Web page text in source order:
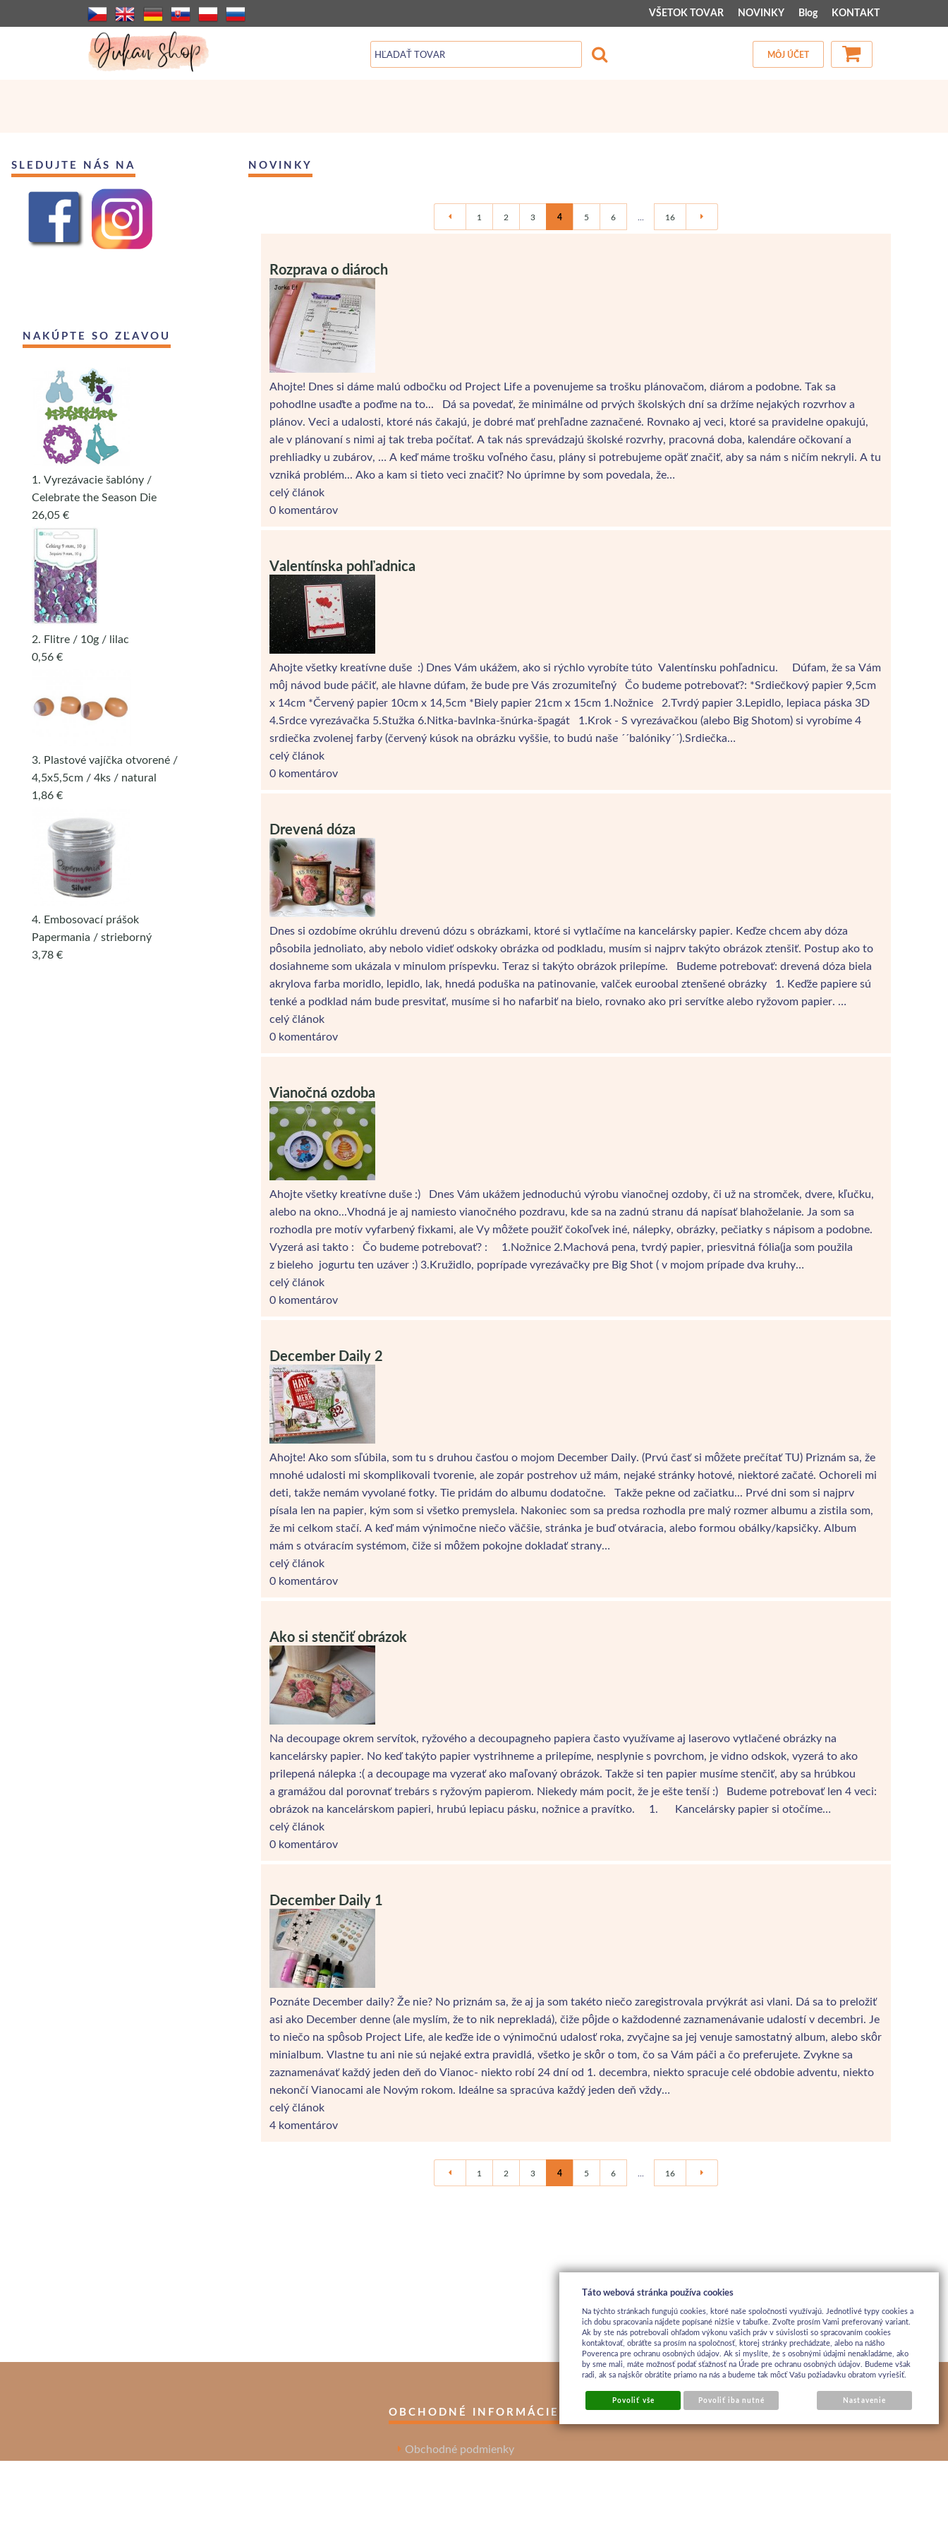
VŠETOK TOVAR NOVINKY Blog KONTAKT
MÔJ ÚČET
SLEDUJTE NÁS NA
NAKÚPTE SO ZĽAVOU
1. Vyrezávacie šablóny /
Celebrate the Season Die
26,05 €
2. Flitre / 10g / lilac
0,56 €
3. Plastové vajíčka otvorené /
4,5x5,5cm / 4ks / natural
1,86 €
4. Embosovací prášok
Papermania / strieborný
3,78 €
NOVINKY
1 2 3 4 5 6 ... 16
Rozprava o diároch
Ahojte! Dnes si dáme malú odbočku od Project Life a povenujeme sa trošku plánovačom, diárom a podobne. Tak sa
pohodlne usaďte a poďme na to... Dá sa povedať, že minimálne od prvých školských dní sa držíme nejakých rozvrhov a
plánov. Veci a udalosti, ktoré nás čakajú, je dobré mať prehľadne zaznačené. Rovnako aj veci, ktoré sa pravidelne opakujú,
ale v plánovaní s nimi aj tak treba počítať. A tak nás sprevádzajú školské rozvrhy, pracovná doba, kalendáre očkovaní a
prehliadky u zubárov, … A keď máme trošku voľného času, plány si potrebujeme opäť značiť, aby sa nám s ničím nekryli. A tu
vzniká problém... Ako a kam si tieto veci značiť? No úprimne by som povedala, že…
celý článok
0 komentárov
Valentínska pohľadnica
Ahojte všetky kreatívne duše :) Dnes Vám ukážem, ako si rýchlo vyrobíte túto Valentínsku pohľadnicu. Dúfam, že sa Vám
môj návod bude páčiť, ale hlavne dúfam, že bude pre Vás zrozumiteľný Čo budeme potrebovať?: *Srdiečkový papier 9,5cm
x 14cm *Červený papier 10cm x 14,5cm *Biely papier 21cm x 15cm 1.Nožnice 2.Tvrdý papier 3.Lepidlo, lepiaca páska 3D
4.Srdce vyrezávačka 5.Stužka 6.Nitka-bavlnka-šnúrka-špagát 1.Krok - S vyrezávačkou (alebo Big Shotom) si vyrobíme 4
srdiečka zvolenej farby (červený kúsok na obrázku vyššie, to budú naše ´´balóniky´´).Srdiečka…
celý článok
0 komentárov
Drevená dóza
Dnes si ozdobíme okrúhlu drevenú dózu s obrázkami, ktoré si vytlačíme na kancelársky papier. Keďze chcem aby dóza
pôsobila jednoliato, aby nebolo vidieť odskoky obrázka od podkladu, musím si najprv takýto obrázok ztenšiť. Postup ako to
dosiahneme som ukázala v minulom príspevku. Teraz si takýto obrázok prilepíme. Budeme potrebovať: drevená dóza biela
akrylova farba moridlo, lepidlo, lak, hnedá poduška na patinovanie, valček euroobal ztenšené obrázky 1. Keďže papiere sú
tenké a podklad nám bude presvitať, musíme si ho nafarbiť na bielo, rovnako ako pri servítke alebo ryžovom papier. …
celý článok
0 komentárov
Vianočná ozdoba
Ahojte všetky kreatívne duše :) Dnes Vám ukážem jednoduchú výrobu vianočnej ozdoby, či už na stromček, dvere, kľučku,
alebo na okno...Vhodná je aj namiesto vianočného pozdravu, kde sa na zadnú stranu dá napísať blahoželanie. Ja som sa
rozhodla pre motív vyfarbený fixkami, ale Vy môžete použiť čokoľvek iné, nálepky, obrázky, pečiatky s nápisom a podobne.
Vyzerá asi takto : Čo budeme potrebovať? : 1.Nožnice 2.Machová pena, tvrdý papier, priesvitná fólia(ja som použila
z bieleho jogurtu ten uzáver :) 3.Kružidlo, poprípade vyrezávačky pre Big Shot ( v mojom prípade dva kruhy…
celý článok
0 komentárov
December Daily 2
Ahojte! Ako som sľúbila, som tu s druhou časťou o mojom December Daily. (Prvú časť si môžete prečítať TU) Priznám sa, že
mnohé udalosti mi skomplikovali tvorenie, ale zopár postrehov už mám, nejaké stránky hotové, niektoré začaté. Ochoreli mi
deti, takže nemám vyvolané fotky. Tie pridám do albumu dodatočne. Takže pekne od začiatku... Prvé dni som si najprv
písala len na papier, kým som si všetko premyslela. Nakoniec som sa predsa rozhodla pre malý rozmer albumu a zistila som,
že mi celkom stačí. A keď mám výnimočne niečo väčšie, stránka je buď otváracia, alebo formou obálky/kapsičky. Album
mám s otváracím systémom, čiže si môžem pokojne dokladať strany…
celý článok
0 komentárov
Ako si stenčiť obrázok
Na decoupage okrem servítok, ryžového a decoupagneho papiera často využívame aj laserovo vytlačené obrázky na
kancelársky papier. No keď takýto papier vystrihneme a prilepíme, nesplynie s povrchom, je vidno odskok, vyzerá to ako
prilepená nálepka :( a decoupage ma vyzerať ako maľovaný obrázok. Takže si ten papier musíme stenčiť, aby sa hrúbkou
a gramážou dal porovnať trebárs s ryžovým papierom. Niekedy mám pocit, že je ešte tenší :) Budeme potrebovať len 4 veci:
obrázok na kancelárskom papieri, hrubú lepiacu pásku, nožnice a pravítko. 1. Kancelársky papier si otočíme…
celý článok
0 komentárov
December Daily 1
Poznáte December daily? Že nie? No priznám sa, že aj ja som takéto niečo zaregistrovala prvýkrát asi vlani. Dá sa to preložiť
asi ako December denne (ale myslím, že to nik neprekladá), čiže pôjde o každodenné zaznamenávanie udalostí v decembri. Je
to niečo na spôsob Project Life, ale keďže ide o výnimočnú udalosť roka, zvyčajne sa jej venuje samostatný album, alebo skôr
minialbum. Vlastne tu ani nie sú nejaké extra pravidlá, všetko je skôr o tom, čo sa Vám páči a čo preferujete. Zvykne sa
zaznamenávať každý jeden deň do Vianoc- niekto robí 24 dní od 1. decembra, niekto spracuje celé obdobie adventu, niekto
nekončí Vianocami ale Novým rokom. Ideálne sa spracúva každý jeden deň vždy…
celý článok
4 komentárov
1 2 3 4 5 6 ... 16
OBCHODNÉ INFORMÁCIE
Obchodné podmienky
Táto webová stránka používa cookies
Na týchto stránkach fungujú cookies, ktoré naše spoločnosti využívajú. Jednotlivé typy cookies a
ich dobu spracovania nájdete popísané nižšie v tabuľke. Zvoľte prosím Vami preferovaný variant.
Ak by ste nás potrebovali ohľadom výkonu vašich práv v súvislosti so spracovaním cookies
kontaktovať, obráťte sa prosím na spoločnosť, ktorej stránky prechádzate, alebo na nášho
Poverenca pre ochranu osobných údajov. Ak si myslíte, že s osobnými údajmi nenakladáme, ako
by sme mali, máte možnosť podať sťažnosť na Úrade pre ochranu osobných údajov. Budeme však
radi, ak sa najskôr obrátite priamo na nás a budeme tak môcť Vašu požiadavku obratom vyriešiť.
Povoliť vše Povoliť iba nutné Nastavenie